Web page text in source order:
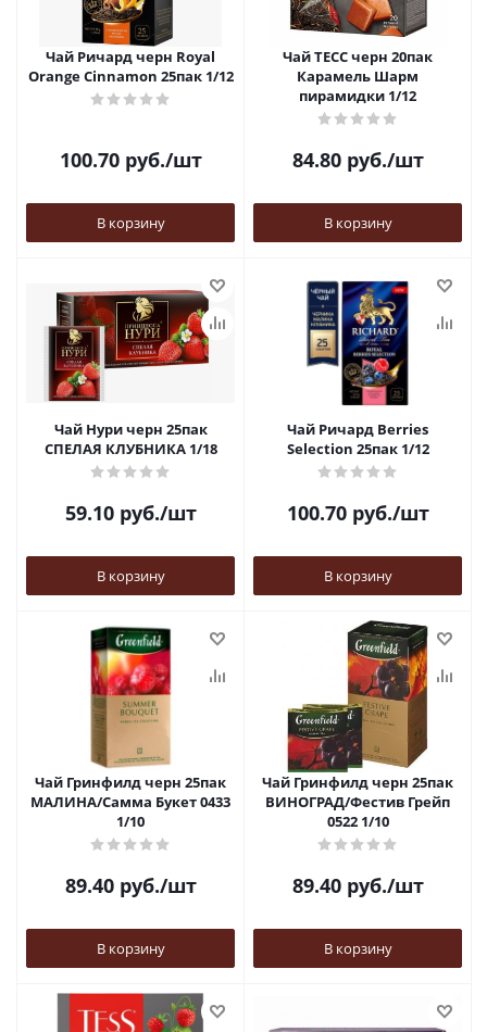
Чай Ричард черн Royal
Orange Cinnamon 25пак 1/12
100.70руб./шт
В корзину
Чай ТЕСС черн 20пак
Карамель Шарм
пирамидки 1/12
84.80руб./шт
В корзину
Чай Нури черн 25пак
СПЕЛАЯ КЛУБНИКА 1/18
59.10руб./шт
В корзину
Чай Ричард Berries
Selection 25пак 1/12
100.70руб./шт
В корзину
Чай Гринфилд черн 25пак
МАЛИНА/Самма Букет 0433
1/10
89.40руб./шт
В корзину
Чай Гринфилд черн 25пак
ВИНОГРАД/Фестив Грейп
0522 1/10
89.40руб./шт
В корзину